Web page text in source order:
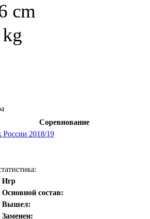
cm
Соревнование
2018/19
Игр
Основной состав:
Вышел:
Заменен: